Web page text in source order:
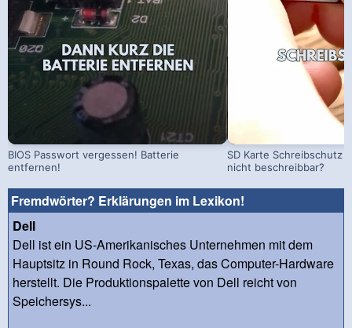
BIOS Passwort vergessen! Batterie
entfernen!
SD Karte Schreibschutz
nicht beschreibbar?
Fremdwörter? Erklärungen im Lexikon!
Dell
Dell ist ein US-Amerikanisches Unternehmen mit dem
Hauptsitz in Round Rock, Texas, das Computer-Hardware
herstellt. Die Produktionspalette von Dell reicht von
Speichersys...